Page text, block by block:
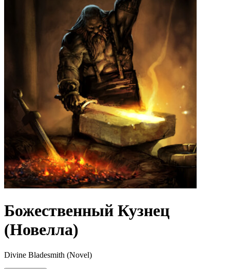
Божественный Кузнец
(Новелла)
Divine Bladesmith (Novel)